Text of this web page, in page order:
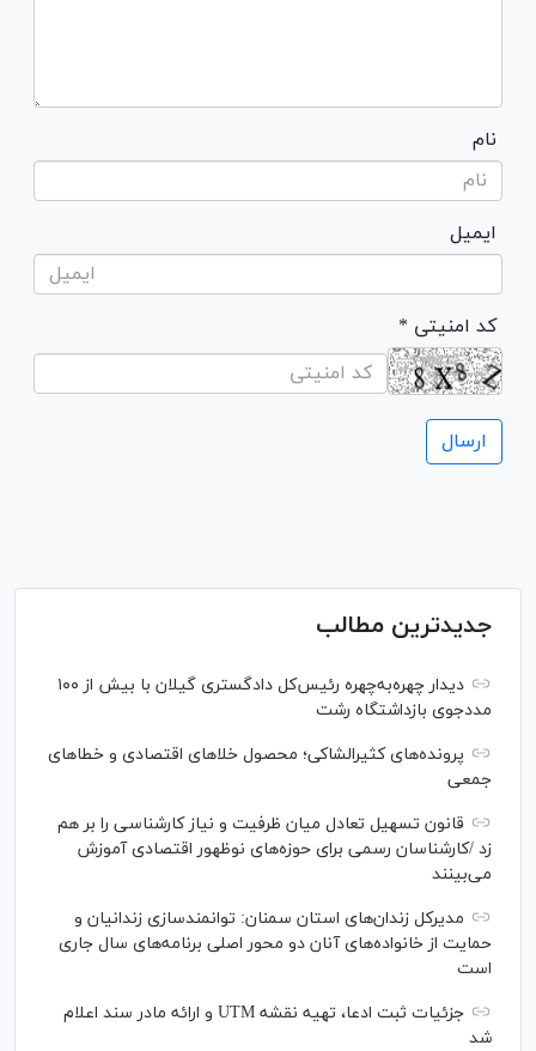
نام
ایمیل
* کد امنیتی
جدیدترین مطالب
دیدار چهره‌به‌چهره رئیس‌کل دادگستری گیلان با بیش از ۱۰۰
مددجوی بازداشتگاه رشت
پرونده‌های کثیرالشاکی؛ محصول خلا‌های اقتصادی و خطا‌های
جمعی
قانون تسهیل تعادل میان ظرفیت و نیاز کارشناسی را بر هم
زد /کارشناسان رسمی برای حوزه‌های نوظهور اقتصادی آموزش
می‌بینند
مدیرکل زندان‌های استان سمنان: توانمندسازی زندانیان و
حمایت از خانواده‌های آنان دو محور اصلی برنامه‌های سال جاری
است
جزئیات ثبت ادعا، تهیه نقشه UTM و ارائه مادر سند اعلام
شد